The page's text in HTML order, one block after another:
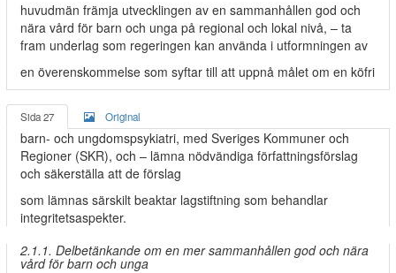
huvudmän främja utvecklingen av en sammanhållen god och
nära vård för barn och unga på regional och lokal nivå, – ta
fram underlag som regeringen kan använda i utformningen av
en överenskommelse som syftar till att uppnå målet om en köfri
Sida 27 Original
barn- och ungdomspsykiatri, med Sveriges Kommuner och
Regioner (SKR), och – lämna nödvändiga författningsförslag
och säkerställa att de förslag
som lämnas särskilt beaktar lagstiftning som behandlar
integritetsaspekter.
2.1.1. Delbetänkande om en mer sammanhållen god och nära
vård för barn och unga